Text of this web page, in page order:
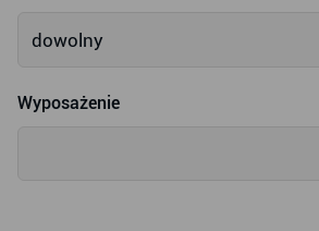
dowolny
Wyposażenie